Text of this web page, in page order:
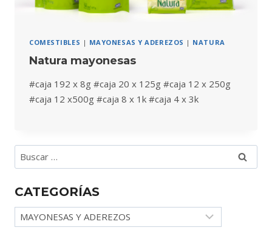
COMESTIBLES | MAYONESAS Y ADEREZOS | NATURA
Natura mayonesas
#caja 192 x 8g #caja 20 x 125g #caja 12 x 250g
#caja 12 x500g #caja 8 x 1k #caja 4 x 3k
Buscar:
CATEGORÍAS
Categorías